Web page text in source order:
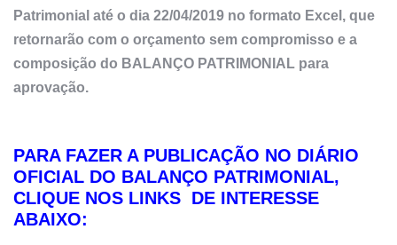
Patrimonial até o dia 22/04/2019 no formato Excel, que
retornarão com o orçamento sem compromisso e a
composição do BALANÇO PATRIMONIAL para
aprovação.
PARA FAZER A PUBLICAÇÃO NO DIÁRIO
OFICIAL DO BALANÇO PATRIMONIAL,
CLIQUE NOS LINKS DE INTERESSE
ABAIXO: